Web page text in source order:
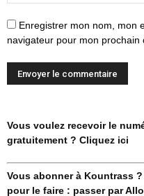
Enregistrer mon nom, mon
navigateur pour mon prochain
Vous voulez recevoir le
gratuitement ? Cliquez ici
Vous abonner à Kountrass
pour le faire : passer par